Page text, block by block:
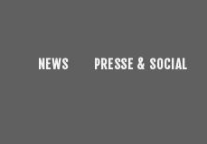
NEWS PRESSE & SOCIAL